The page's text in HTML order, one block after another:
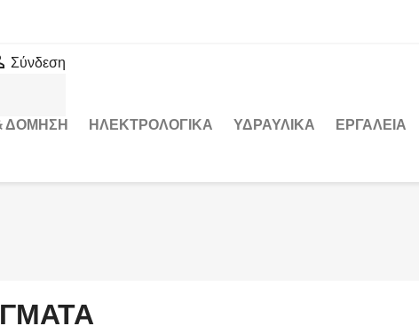
Σύνδεση
ΔΟΜΗΣΗ ΗΛΕΚΤΡΟΛΟΓΙΚΑ ΥΔΡΑΥΛΙΚΑ ΕΡΓΑΛΕΙΑ